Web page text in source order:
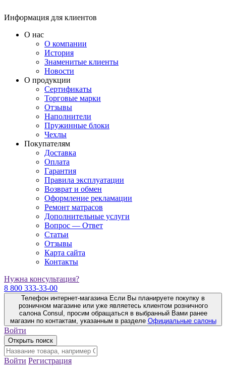
Информация для клиентов
О нас
О компании
История
Знаменитые клиенты
Новости
О продукции
Сертификаты
Торговые марки
Отзывы
Наполнители
Пружинные блоки
Чехлы
Покупателям
Доставка
Оплата
Гарантия
Правила эксплуатации
Возврат и обмен
Оформление рекламации
Ремонт матрасов
Дополнительные услуги
Вопрос — Ответ
Статьи
Отзывы
Карта сайта
Контакты
Нужна консультация?
8 800 333-33-00
Телефон интернет-магазина Если Вы планируете покупку в
розничном магазине или уже являетесь клиентом розничного
салона Consul, просим обращаться в выбранный Вами ранее
магазин по контактам, указанным в разделе Официальные салоны
Войти
Открыть поиск
Войти Регистрация